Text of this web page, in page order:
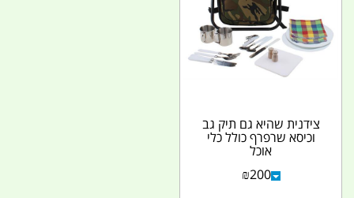
צידנית שהיא גם תיק גב
וכיסא שרפרף כולל כלי
אוכל
₪200